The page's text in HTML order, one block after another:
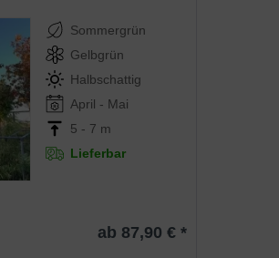
Sommergrün
Gelbgrün
Halbschattig
April - Mai
5 - 7 m
Lieferbar
ab 87,90 € *